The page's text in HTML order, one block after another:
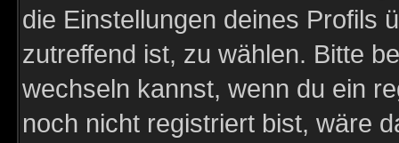
die Einstellungen deines Profils
zutreffend ist, zu wählen. Bitte
wechseln kannst, wenn du ein
noch nicht registriert bist, wäre